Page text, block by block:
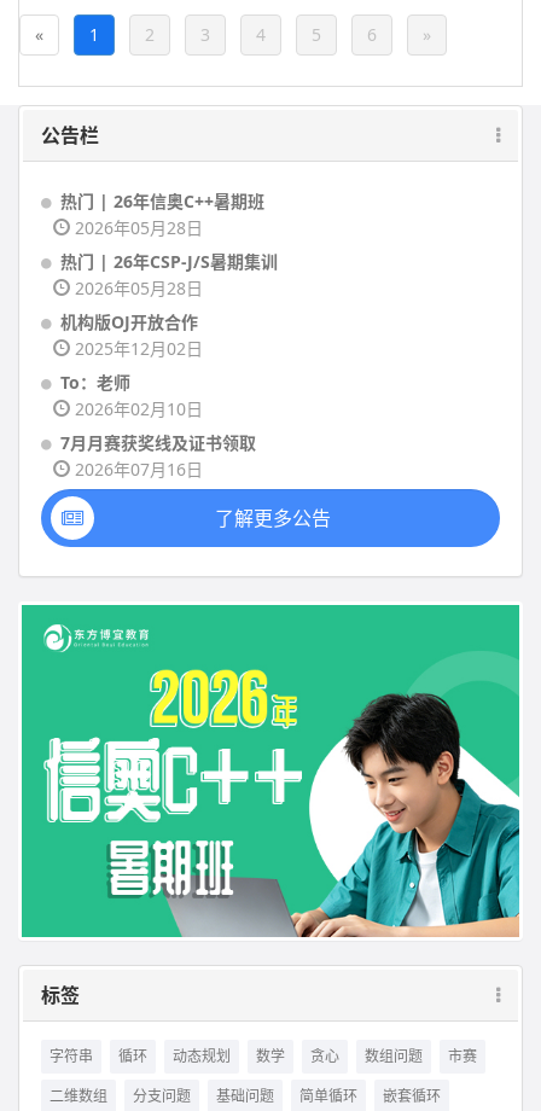
« 1 2 3 4 5 6 »
公告栏
热门 | 26年信奥C++暑期班
2026年05月28日
热门 | 26年CSP-J/S暑期集训
2026年05月28日
机构版OJ开放合作
2025年12月02日
To：老师
2026年02月10日
7月月赛获奖线及证书领取
2026年07月16日
了解更多公告
标签
字符串 循环 动态规划 数学 贪心 数组问题
市赛
二维数组
分支问题 基础问题 简单循环 嵌套循环